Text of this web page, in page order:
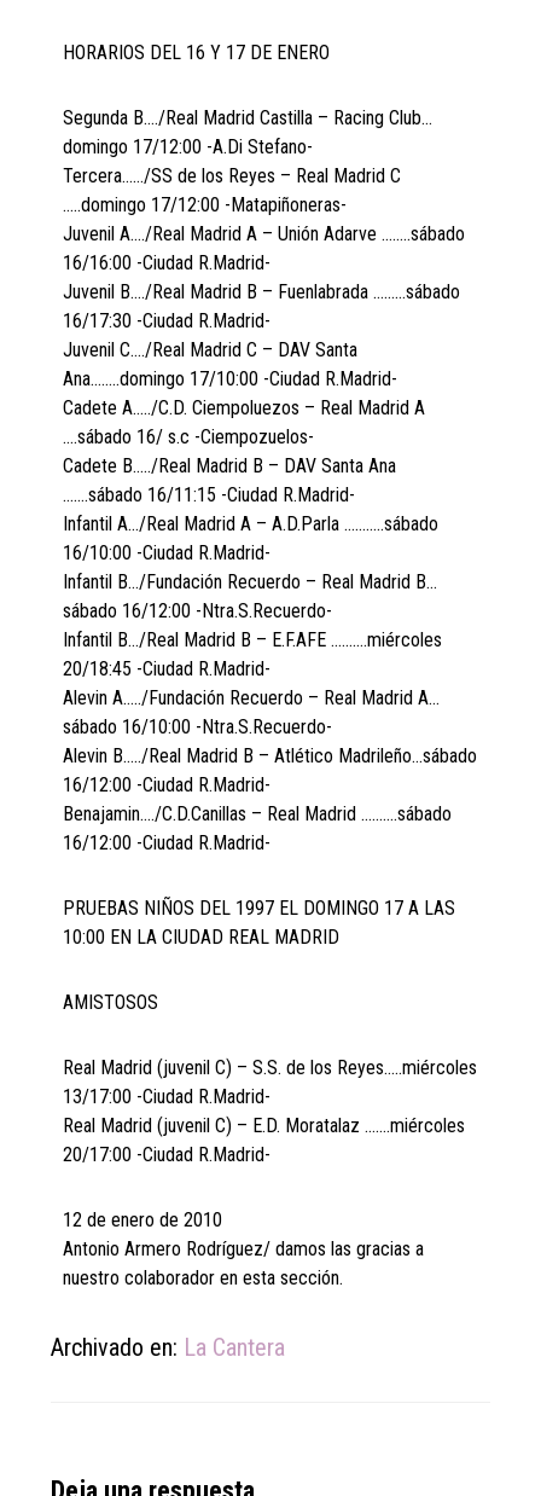
HORARIOS DEL 16 Y 17 DE ENERO
Segunda B…./Real Madrid Castilla – Racing Club…
domingo 17/12:00 -A.Di Stefano-
Tercera……/SS de los Reyes – Real Madrid C
…..domingo 17/12:00 -Matapiñoneras-
Juvenil A…./Real Madrid A – Unión Adarve ……..sábado
16/16:00 -Ciudad R.Madrid-
Juvenil B…./Real Madrid B – Fuenlabrada ………sábado
16/17:30 -Ciudad R.Madrid-
Juvenil C…./Real Madrid C – DAV Santa
Ana……..domingo 17/10:00 -Ciudad R.Madrid-
Cadete A…../C.D. Ciempoluezos – Real Madrid A
….sábado 16/ s.c -Ciempozuelos-
Cadete B…../Real Madrid B – DAV Santa Ana
…….sábado 16/11:15 -Ciudad R.Madrid-
Infantil A…/Real Madrid A – A.D.Parla ………..sábado
16/10:00 -Ciudad R.Madrid-
Infantil B…/Fundación Recuerdo – Real Madrid B…
sábado 16/12:00 -Ntra.S.Recuerdo-
Infantil B…/Real Madrid B – E.F.AFE ……….miércoles
20/18:45 -Ciudad R.Madrid-
Alevin A…../Fundación Recuerdo – Real Madrid A…
sábado 16/10:00 -Ntra.S.Recuerdo-
Alevin B…../Real Madrid B – Atlético Madrileño…sábado
16/12:00 -Ciudad R.Madrid-
Benajamin…./C.D.Canillas – Real Madrid ……….sábado
16/12:00 -Ciudad R.Madrid-
PRUEBAS NIÑOS DEL 1997 EL DOMINGO 17 A LAS
10:00 EN LA CIUDAD REAL MADRID
AMISTOSOS
Real Madrid (juvenil C) – S.S. de los Reyes…..miércoles
13/17:00 -Ciudad R.Madrid-
Real Madrid (juvenil C) – E.D. Moratalaz …….miércoles
20/17:00 -Ciudad R.Madrid-
12 de enero de 2010
Antonio Armero Rodríguez/ damos las gracias a
nuestro colaborador en esta sección.
Archivado en: La Cantera